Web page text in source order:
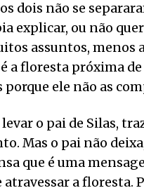
dois não se
explicar, ou não
assuntos, menos
a floresta próxima de
porque ele não as
o pai de Silas,
Mas o pai não
que é uma
a floresta.